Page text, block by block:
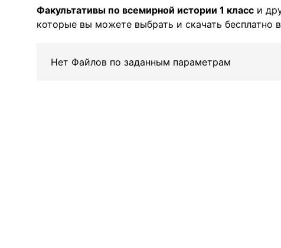
Факультативы по всемирной истории 1 класс и
которые вы можете выбрать и скачать бесплатно
Нет Файлов по заданным параметрам